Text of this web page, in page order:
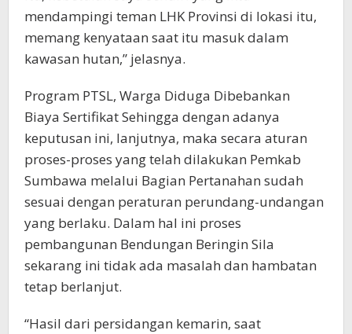
mendampingi teman LHK Provinsi di lokasi itu,
memang kenyataan saat itu masuk dalam
kawasan hutan,” jelasnya.
Program PTSL, Warga Diduga Dibebankan
Biaya Sertifikat Sehingga dengan adanya
keputusan ini, lanjutnya, maka secara aturan
proses-proses yang telah dilakukan Pemkab
Sumbawa melalui Bagian Pertanahan sudah
sesuai dengan peraturan perundang-undangan
yang berlaku. Dalam hal ini proses
pembangunan Bendungan Beringin Sila
sekarang ini tidak ada masalah dan hambatan
tetap berlanjut.
“Hasil dari persidangan kemarin, saat